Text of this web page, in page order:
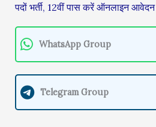
पदों भर्ती, 12वीं पास करें ऑनलाइन आवेदन
WhatsApp Group
Telegram Group